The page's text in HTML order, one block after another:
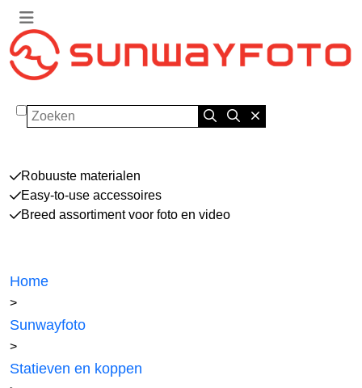
Zoeken
Robuuste materialen
Easy-to-use accessoires
Breed assortiment voor foto en video
Home
>
Sunwayfoto
>
Statieven en koppen